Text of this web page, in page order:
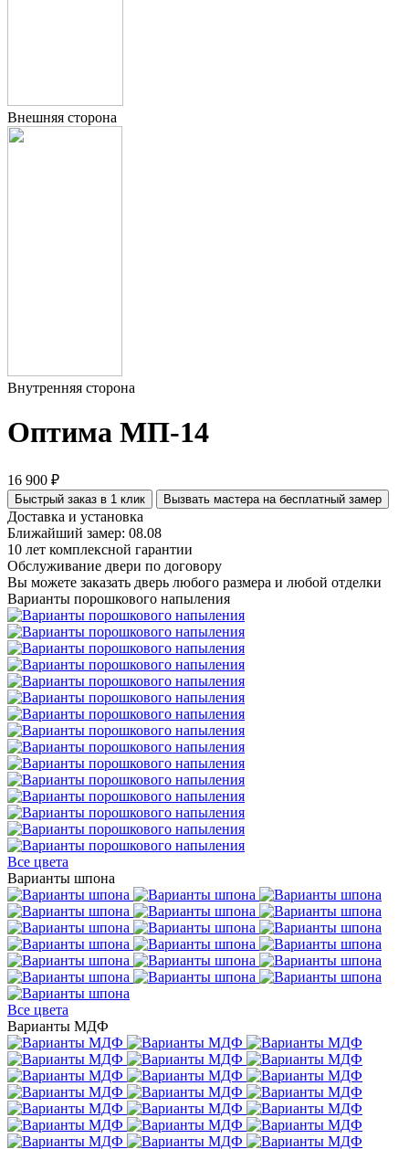
Внешняя сторона
Внутренняя сторона
Оптима МП-14
16 900 ₽
Быстрый заказ в 1 клик Вызвать мастера на бесплатный замер
Доставка и установка
Ближайший замер: 08.08
10 лет комплексной гарантии
Обслуживание двери по договору
Вы можете заказать дверь любого размера и любой отделки
Варианты порошкового напыления
Все цвета
Варианты шпона
Все цвета
Варианты МДФ